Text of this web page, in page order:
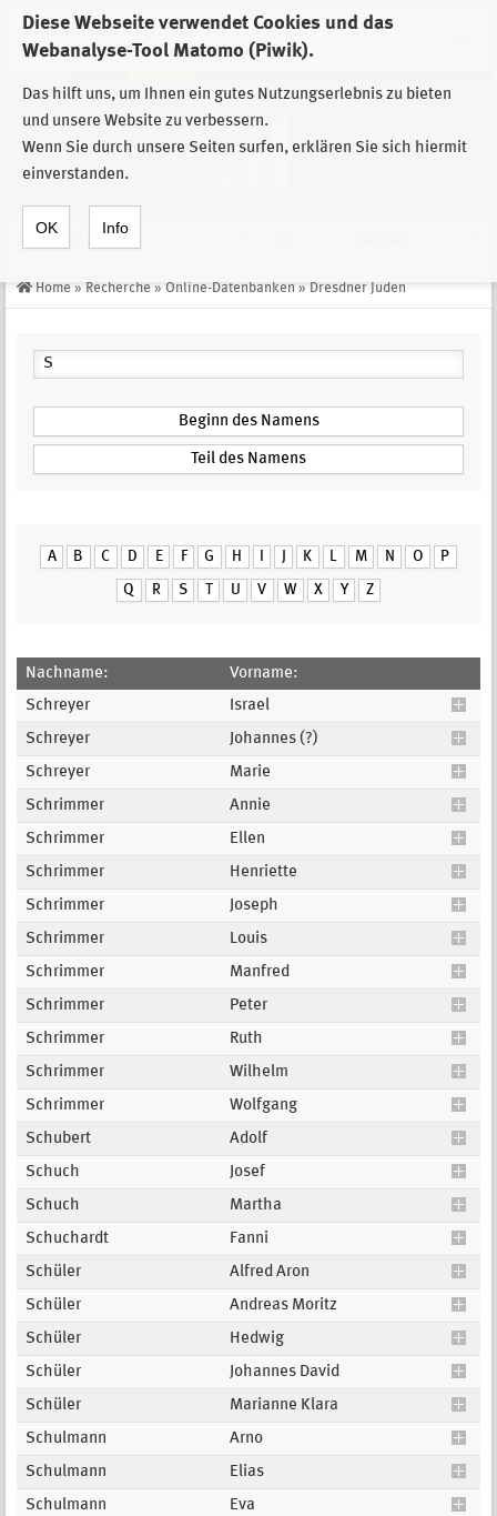
Diese Webseite verwendet Cookies und das
Webanalyse-Tool Matomo (Piwik).
Das hilft uns, um Ihnen ein gutes Nutzungserlebnis zu bieten
und unsere Website zu verbessern.
Wenn Sie durch unsere Seiten surfen, erklären Sie sich hiermit
einverstanden.
OK Info
Zur Auswahl der Einrichtungen der
Stiftung Sächsische Gedenkstätten
Home » Recherche » Online-Datenbanken » Dresdner Juden
A B C D E F G H K L M N O P
Q R S U V W X Y Z
Nachname:
Vorname:
Schreyer
Israel
Schreyer
Johannes (?)
Schreyer
Marie
Schrimmer
Annie
Schrimmer
Ellen
Schrimmer
Henriette
Schrimmer
Joseph
Schrimmer
Louis
Schrimmer
Manfred
Schrimmer
Peter
Schrimmer
Ruth
Schrimmer
Wilhelm
Schrimmer
Wolfgang
Schubert
Adolf
Schuch
Josef
Schuch
Martha
Schuchardt
Fanni
Schüler
Alfred Aron
Schüler
Andreas Moritz
Schüler
Hedwig
Schüler
Johannes David
Schüler
Marianne Klara
Schulmann
Arno
Schulmann
Elias
Schulmann
Eva